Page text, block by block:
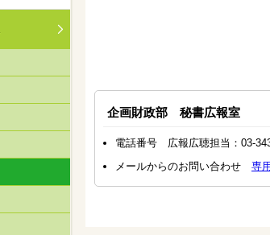
企画財政部 秘書広報室
電話番号 広報広聴担当：03-
メールからのお問い合わせ 専